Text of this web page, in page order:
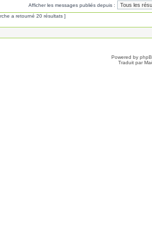
Afficher les messages publiés depuis :
a retourné 20 résultats ]
Powered by
Traduit par